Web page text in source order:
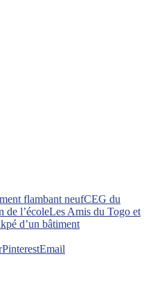
flambant neufCEG du
de l’écoleLes Amis du Togo et
d’un bâtiment
PinterestEmail